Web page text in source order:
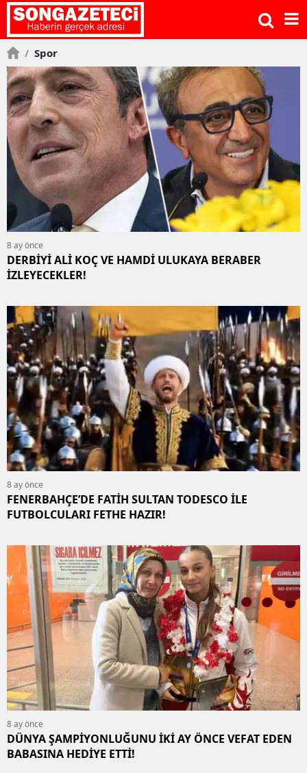
/ Spor
8 ay önce
DERBİYİ ALİ KOÇ VE HAMDİ ULUKAYA BERABER
İZLEYECEKLER!
8 ay önce
FENERBAHÇE’DE FATİH SULTAN TODESCO İLE
FUTBOLCULARI FETHE HAZIR!
8 ay önce
DÜNYA ŞAMPİYONLUĞUNU İKİ AY ÖNCE VEFAT EDEN
BABASINA HEDİYE ETTİ!